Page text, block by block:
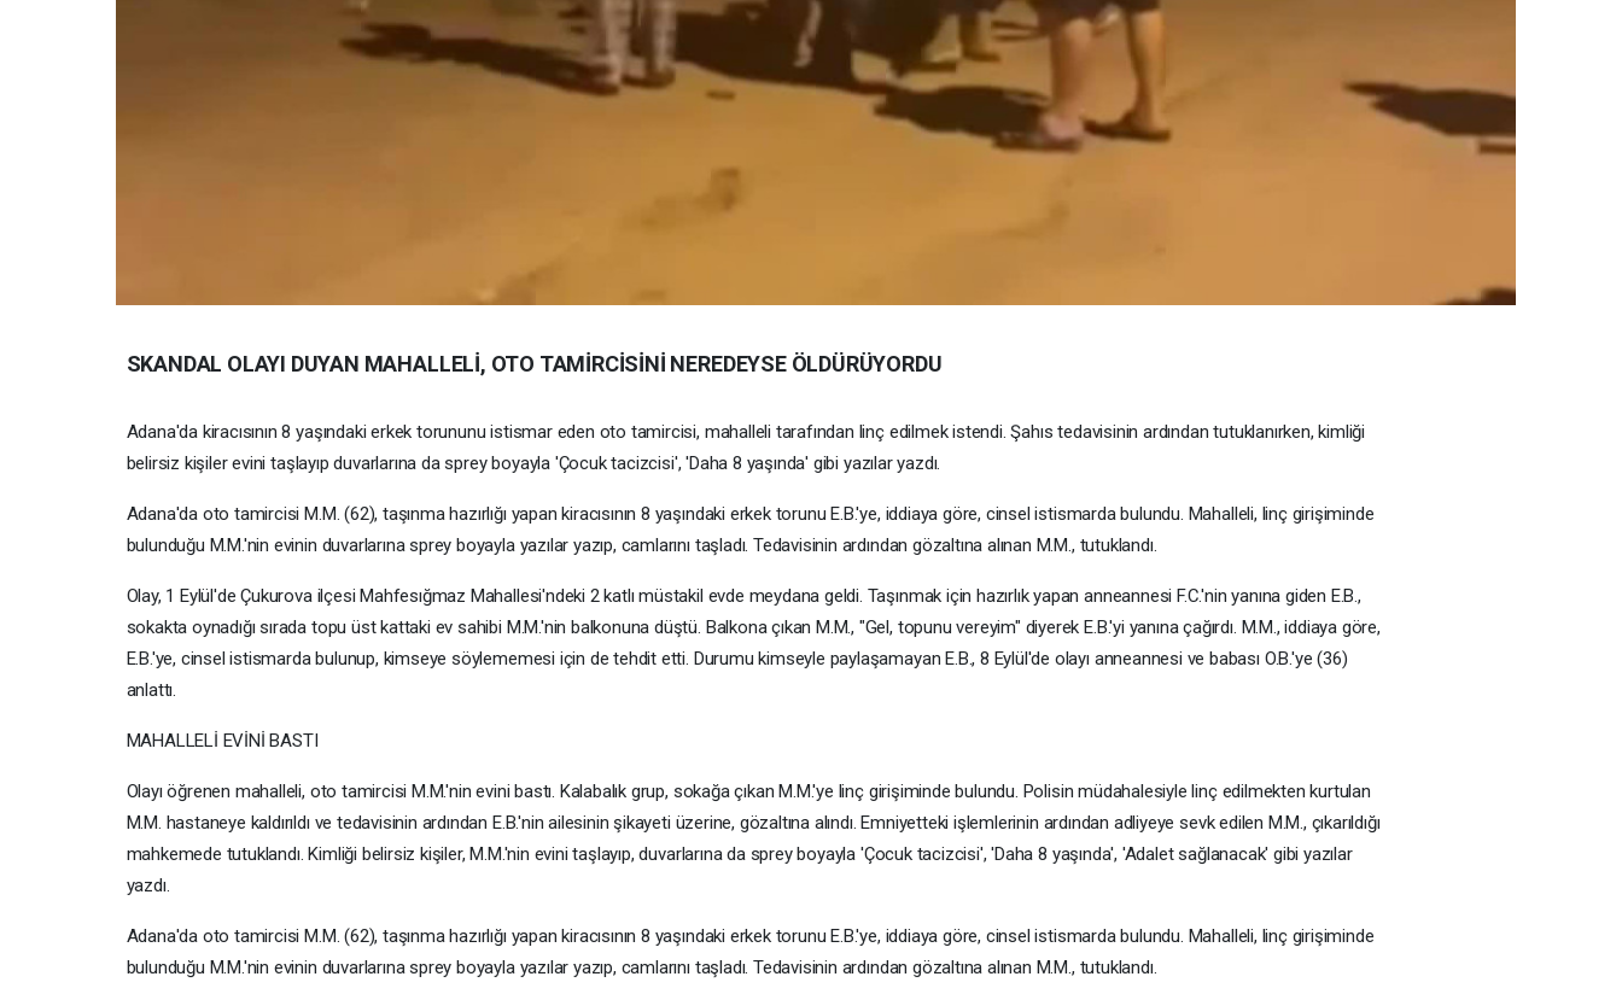
SKANDAL OLAYI DUYAN MAHALLELİ, OTO TAMİRCİSİNİ NEREDEYSE ÖLDÜRÜYORDU
Adana'da kiracısının 8 yaşındaki erkek torununu istismar eden oto tamircisi, mahalleli tarafından linç edilmek istendi. Şahıs tedavisinin ardından tutuklanırken, kimliği
belirsiz kişiler evini taşlayıp duvarlarına da sprey boyayla 'Çocuk tacizcisi', 'Daha 8 yaşında' gibi yazılar yazdı.
Adana'da oto tamircisi M.M. (62), taşınma hazırlığı yapan kiracısının 8 yaşındaki erkek torunu E.B.'ye, iddiaya göre, cinsel istismarda bulundu. Mahalleli, linç girişiminde
bulunduğu M.M.'nin evinin duvarlarına sprey boyayla yazılar yazıp, camlarını taşladı. Tedavisinin ardından gözaltına alınan M.M., tutuklandı.
Olay, 1 Eylül'de Çukurova ilçesi Mahfesığmaz Mahallesi'ndeki 2 katlı müstakil evde meydana geldi. Taşınmak için hazırlık yapan anneannesi F.C.'nin yanına giden E.B.,
sokakta oynadığı sırada topu üst kattaki ev sahibi M.M.'nin balkonuna düştü. Balkona çıkan M.M., "Gel, topunu vereyim" diyerek E.B.'yi yanına çağırdı. M.M., iddiaya göre,
E.B.'ye, cinsel istismarda bulunup, kimseye söylememesi için de tehdit etti. Durumu kimseyle paylaşamayan E.B., 8 Eylül'de olayı anneannesi ve babası O.B.'ye (36)
anlattı.
MAHALLELİ EVİNİ BASTI
Olayı öğrenen mahalleli, oto tamircisi M.M.'nin evini bastı. Kalabalık grup, sokağa çıkan M.M.'ye linç girişiminde bulundu. Polisin müdahalesiyle linç edilmekten kurtulan
M.M. hastaneye kaldırıldı ve tedavisinin ardından E.B.'nin ailesinin şikayeti üzerine, gözaltına alındı. Emniyetteki işlemlerinin ardından adliyeye sevk edilen M.M., çıkarıldığı
mahkemede tutuklandı. Kimliği belirsiz kişiler, M.M.'nin evini taşlayıp, duvarlarına da sprey boyayla 'Çocuk tacizcisi', 'Daha 8 yaşında', 'Adalet sağlanacak' gibi yazılar
yazdı.
Adana'da oto tamircisi M.M. (62), taşınma hazırlığı yapan kiracısının 8 yaşındaki erkek torunu E.B.'ye, iddiaya göre, cinsel istismarda bulundu. Mahalleli, linç girişiminde
bulunduğu M.M.'nin evinin duvarlarına sprey boyayla yazılar yazıp, camlarını taşladı. Tedavisinin ardından gözaltına alınan M.M., tutuklandı.